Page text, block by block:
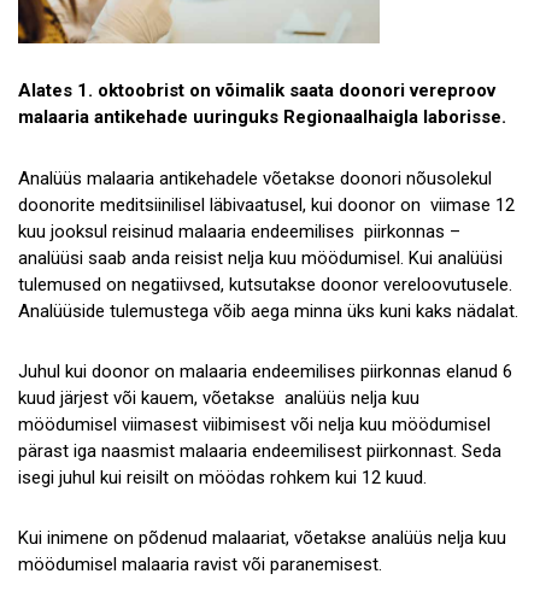
Alates 1. oktoobrist on võimalik saata doonori vereproov
malaaria antikehade uuringuks Regionaalhaigla laborisse.
Analüüs malaaria antikehadele võetakse doonori nõusolekul
doonorite meditsiinilisel läbivaatusel, kui doonor on viimase 12
kuu jooksul reisinud malaaria endeemilises piirkonnas –
analüüsi saab anda reisist nelja kuu möödumisel. Kui analüüsi
tulemused on negatiivsed, kutsutakse doonor vereloovutusele.
Analüüside tulemustega võib aega minna üks kuni kaks nädalat.
Juhul kui doonor on malaaria endeemilises piirkonnas elanud 6
kuud järjest või kauem, võetakse analüüs nelja kuu
möödumisel viimasest viibimisest või nelja kuu möödumisel
pärast iga naasmist malaaria endeemilisest piirkonnast. Seda
isegi juhul kui reisilt on möödas rohkem kui 12 kuud.
Kui inimene on põdenud malaariat, võetakse analüüs nelja kuu
möödumisel malaaria ravist või paranemisest.